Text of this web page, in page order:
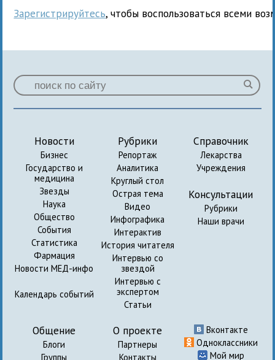
Зарегистрируйтесь, чтобы воспользоваться всеми
Новости
Бизнес
Государство и
медицина
Звезды
Наука
Общество
События
Статистика
Фармация
Новости МЕД-инфо
Календарь событий
Рубрики
Репортаж
Аналитика
Круглый стол
Острая тема
Видео
Инфографика
Интерактив
История читателя
Интервью со
звездой
Интервью с
экспертом
Статьи
Справочник
Лекарства
Учреждения
Консультации
Рубрики
Наши врачи
Общение
Блоги
Группы
О проекте
Партнеры
Контакты
Вконтакте
Одноклассники
Мой мир